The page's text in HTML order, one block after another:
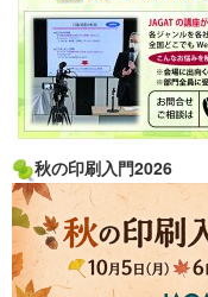
秋の印刷入門2026